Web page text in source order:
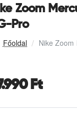
Nike Zoom
Zoom
Pro
Ft